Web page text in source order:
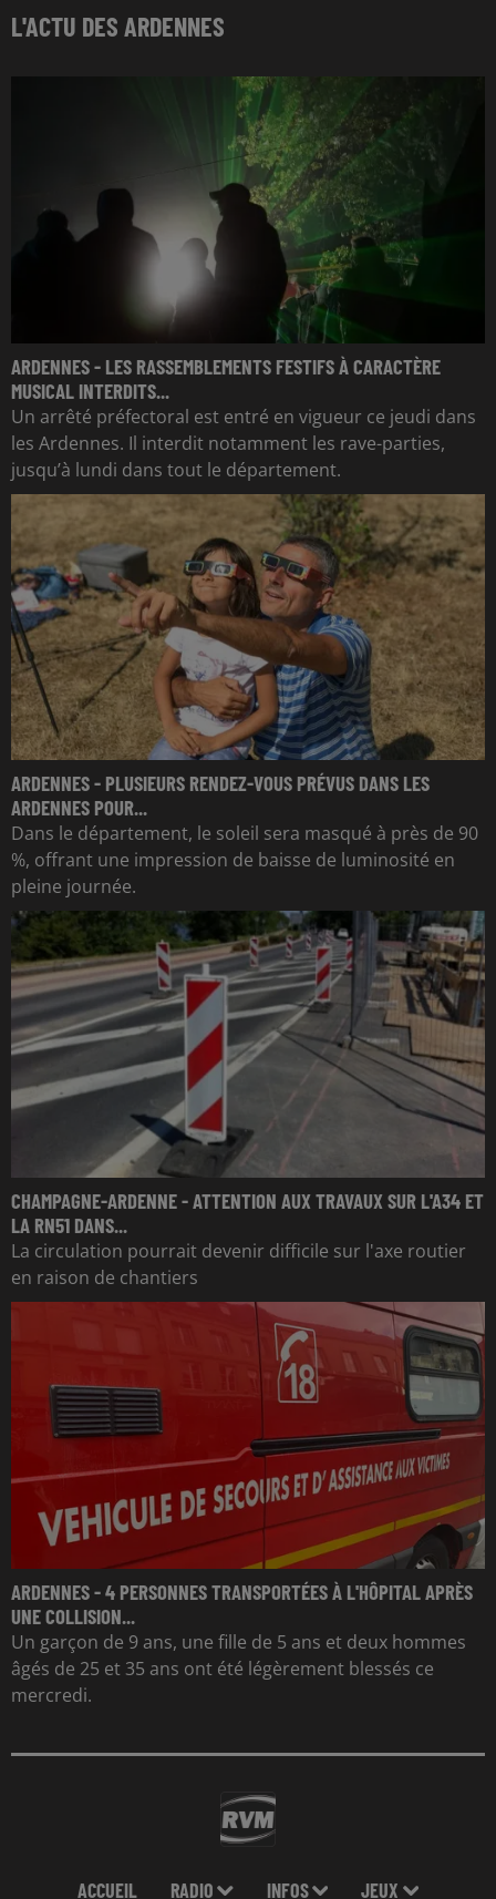
L'ACTU DES ARDENNES
ARDENNES - LES RASSEMBLEMENTS FESTIFS À CARACTÈRE
MUSICAL INTERDITS...
Un arrêté préfectoral est entré en vigueur ce jeudi dans
les Ardennes. Il interdit notamment les rave-parties,
jusqu’à lundi dans tout le département.
ARDENNES - PLUSIEURS RENDEZ-VOUS PRÉVUS DANS LES
ARDENNES POUR...
Dans le département, le soleil sera masqué à près de 90
%, offrant une impression de baisse de luminosité en
pleine journée.
CHAMPAGNE-ARDENNE - ATTENTION AUX TRAVAUX SUR L'A34 ET
LA RN51 DANS...
La circulation pourrait devenir difficile sur l'axe routier
en raison de chantiers
ARDENNES - 4 PERSONNES TRANSPORTÉES À L'HÔPITAL APRÈS
UNE COLLISION...
Un garçon de 9 ans, une fille de 5 ans et deux hommes
âgés de 25 et 35 ans ont été légèrement blessés ce
mercredi.
ACCUEIL RADIO INFOS JEUX